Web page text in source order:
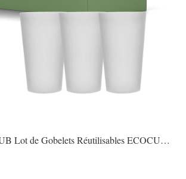
Lot de Gobelets Réutilisables ECOCU…